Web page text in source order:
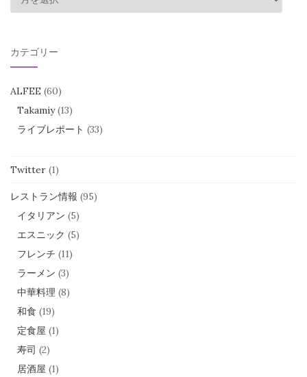
ー
イ
ブ
カテゴリー
ALFEE (60)
Takamiy(13)
ライブレポート (33)
Twitter (1)
レストラン情報 (95)
イタリアン (5)
エスニック (5)
フレンチ (11)
ラーメン (3)
中華料理 (8)
和食 (19)
定食屋 (1)
寿司 (2)
居酒屋 (1)